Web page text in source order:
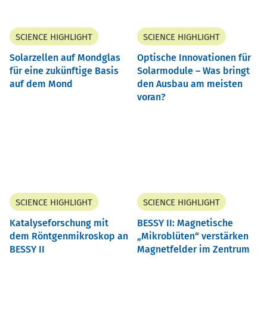
SCIENCE HIGHLIGHT
Solarzellen auf Mondglas
für eine zukünftige Basis
auf dem Mond
SCIENCE HIGHLIGHT
Optische Innovationen für
Solarmodule – Was bringt
den Ausbau am meisten
voran?
SCIENCE HIGHLIGHT
Katalyseforschung mit
dem Röntgenmikroskop an
BESSY II
SCIENCE HIGHLIGHT
BESSY II: Magnetische
Mikroblüten“ verstärken
Magnetfelder im Zentrum